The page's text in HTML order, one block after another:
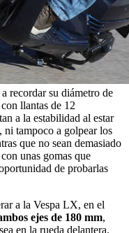
recordar su diámetro de
llantas de 12
a la estabilidad al estar
tampoco a golpear los
que no sean demasiado
con unas gomas que
de probarlas
a la Vespa LX, en el
ejes de 180 mm,
en la rueda delantera.